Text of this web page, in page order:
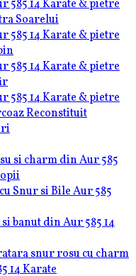
585 14 Karate & pietre
Soarelui
585 14 Karate & pietre
585 14 Karate & pietre
585 14 Karate & pietre
Reconstituit
si charm din Aur 585
Snur si Bile Aur 585
banut din Aur 585 14
snur rosu cu charm
14 Karate